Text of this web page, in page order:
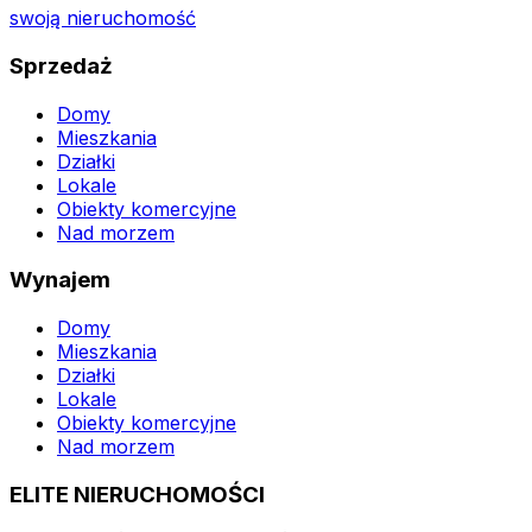
swoją nieruchomość
Sprzedaż
Domy
Mieszkania
Działki
Lokale
Obiekty komercyjne
Nad morzem
Wynajem
Domy
Mieszkania
Działki
Lokale
Obiekty komercyjne
Nad morzem
ELITE NIERUCHOMOŚCI